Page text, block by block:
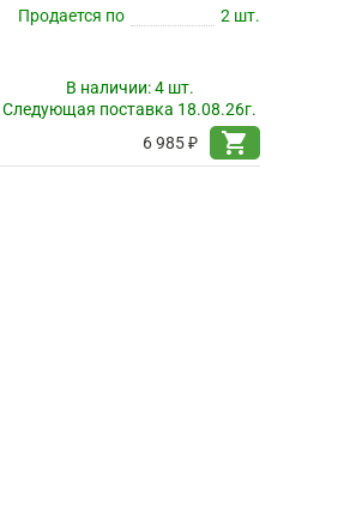
Продается по
2 шт.
В наличии:4 шт.
Следующая поставка 18.08.26г.
6 985 ₽
shopping_cart